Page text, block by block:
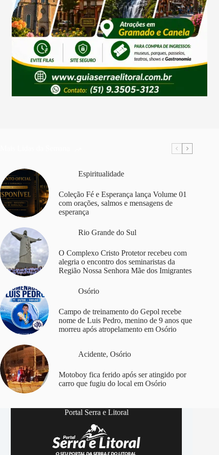
Espiritualidade
Coleção Fé e Esperança lança Volume 01
com orações, salmos e mensagens de
esperança
Rio Grande do Sul
O Complexo Cristo Protetor recebeu com
alegria o encontro dos seminaristas da
Região Nossa Senhora Mãe dos Imigrantes
Osório
Campo de treinamento do Gepol recebe
nome de Luis Pedro, menino de 9 anos que
morreu após atropelamento em Osório
Acidente, Osório
Motoboy fica ferido após ser atingido por
carro que fugiu do local em Osório
Portal Serra e Litoral